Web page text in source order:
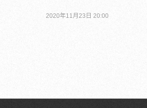
2020年11月23日 20:00